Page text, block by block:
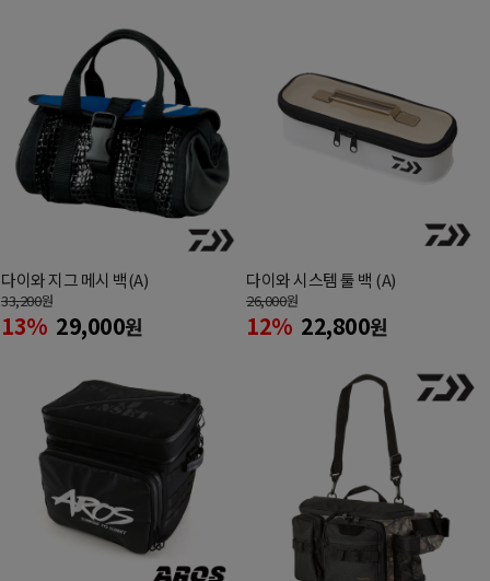
다이와 지그 메시 백(A)
33,200원
13% 29,000원
다이와 시스템 툴 백 (A)
26,000원
12% 22,800원